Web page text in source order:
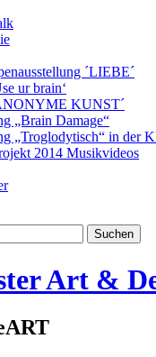
´LIEBE´
ur brain‘
KUNST´
„Brain Damage“
„Troglodytisch“ in der
2014 Musikvideos
Art &